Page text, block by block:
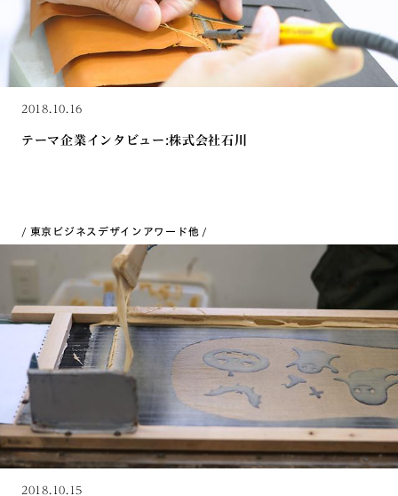
2018.10.16
テーマ企業インタビュー:株式会社石川
東京ビジネスデザインアワード他
2018.10.15